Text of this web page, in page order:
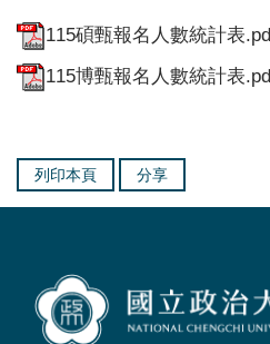
115碩甄報名人數統計表
115博甄報名人數統計表
列印本頁 分享